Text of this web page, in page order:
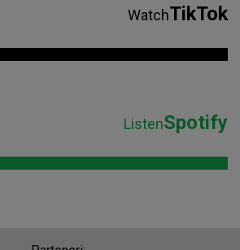
WatchTikTok
ListenSpotify